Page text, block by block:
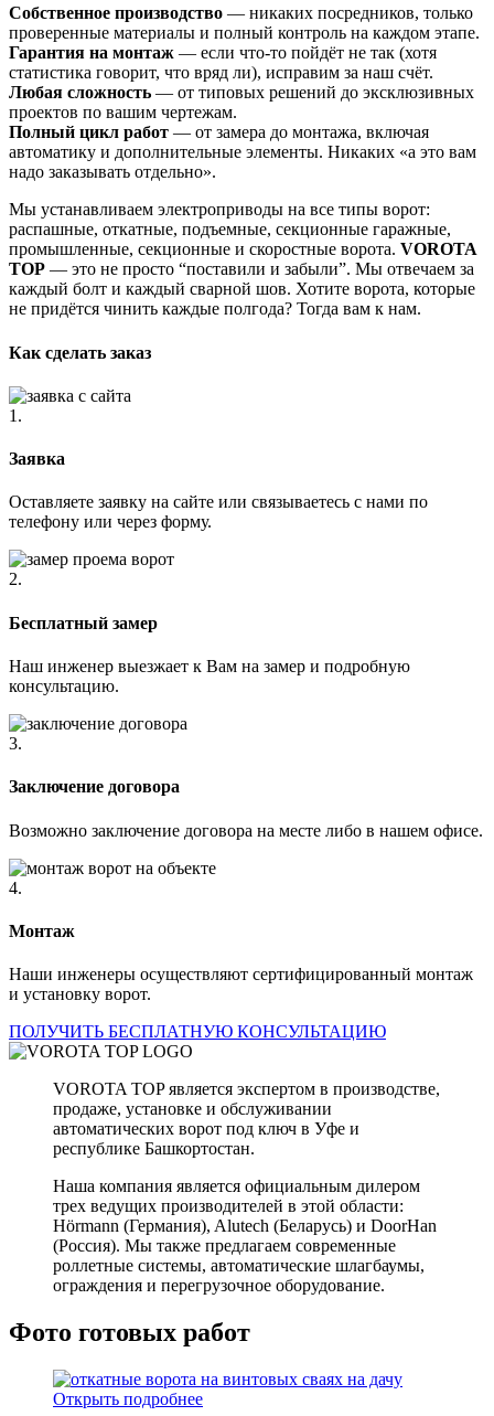
Собственное производство — никаких посредников, только
проверенные материалы и полный контроль на каждом этапе.
Гарантия на монтаж — если что-то пойдёт не так (хотя
статистика говорит, что вряд ли), исправим за наш счёт.
Любая сложность — от типовых решений до эксклюзивных
проектов по вашим чертежам.
Полный цикл работ — от замера до монтажа, включая
автоматику и дополнительные элементы. Никаких «а это вам
надо заказывать отдельно».
Мы устанавливаем электроприводы на все типы ворот:
распашные, откатные, подъемные, секционные гаражные,
промышленные, секционные и скоростные ворота. VOROTA
TOP — это не просто “поставили и забыли”. Мы отвечаем за
каждый болт и каждый сварной шов. Хотите ворота, которые
не придётся чинить каждые полгода? Тогда вам к нам.
Как сделать заказ
1.
Заявка
Оставляете заявку на сайте или связываетесь с нами по
телефону или через форму.
2.
Бесплатный замер
Наш инженер выезжает к Вам на замер и подробную
консультацию.
3.
Заключение договора
Возможно заключение договора на месте либо в нашем офисе.
4.
Монтаж
Наши инженеры осуществляют сертифицированный монтаж
и установку ворот.
ПОЛУЧИТЬ БЕСПЛАТНУЮ КОНСУЛЬТАЦИЮ
VOROTA TOP является экспертом в производстве,
продаже, установке и обслуживании
автоматических ворот под ключ в Уфе и
республике Башкортостан.
Наша компания является официальным дилером
трех ведущих производителей в этой области:
Hörmann (Германия), Alutech (Беларусь) и DoorHan
(Россия). Мы также предлагаем современные
роллетные системы, автоматические шлагбаумы,
ограждения и перегрузочное оборудование.
Фото готовых работ
Открыть подробнее